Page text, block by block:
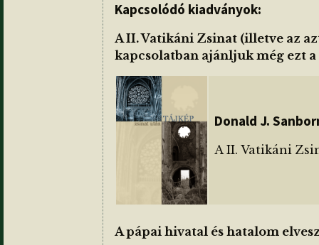
Kapcsolódó kiadványok:
A II. Vatikáni Zsinat (illetve az
kapcsolatban ajánljuk még ezt
Donald J.
A II. Vatikáni
A pápai hivatal és hatalom